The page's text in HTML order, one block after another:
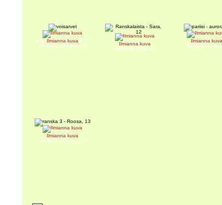
Ilmianna kuva
voisarvet "croissantit :D
Värittäjä: Pikachu, 10
Ilmianna kuva
Ranskalaista
Värittäjä: Sara, 12
Ilmianna
pariisi
Värittäjä:
Ilmianna kuva
ranska 3
Värittäjä: Roosa, 13